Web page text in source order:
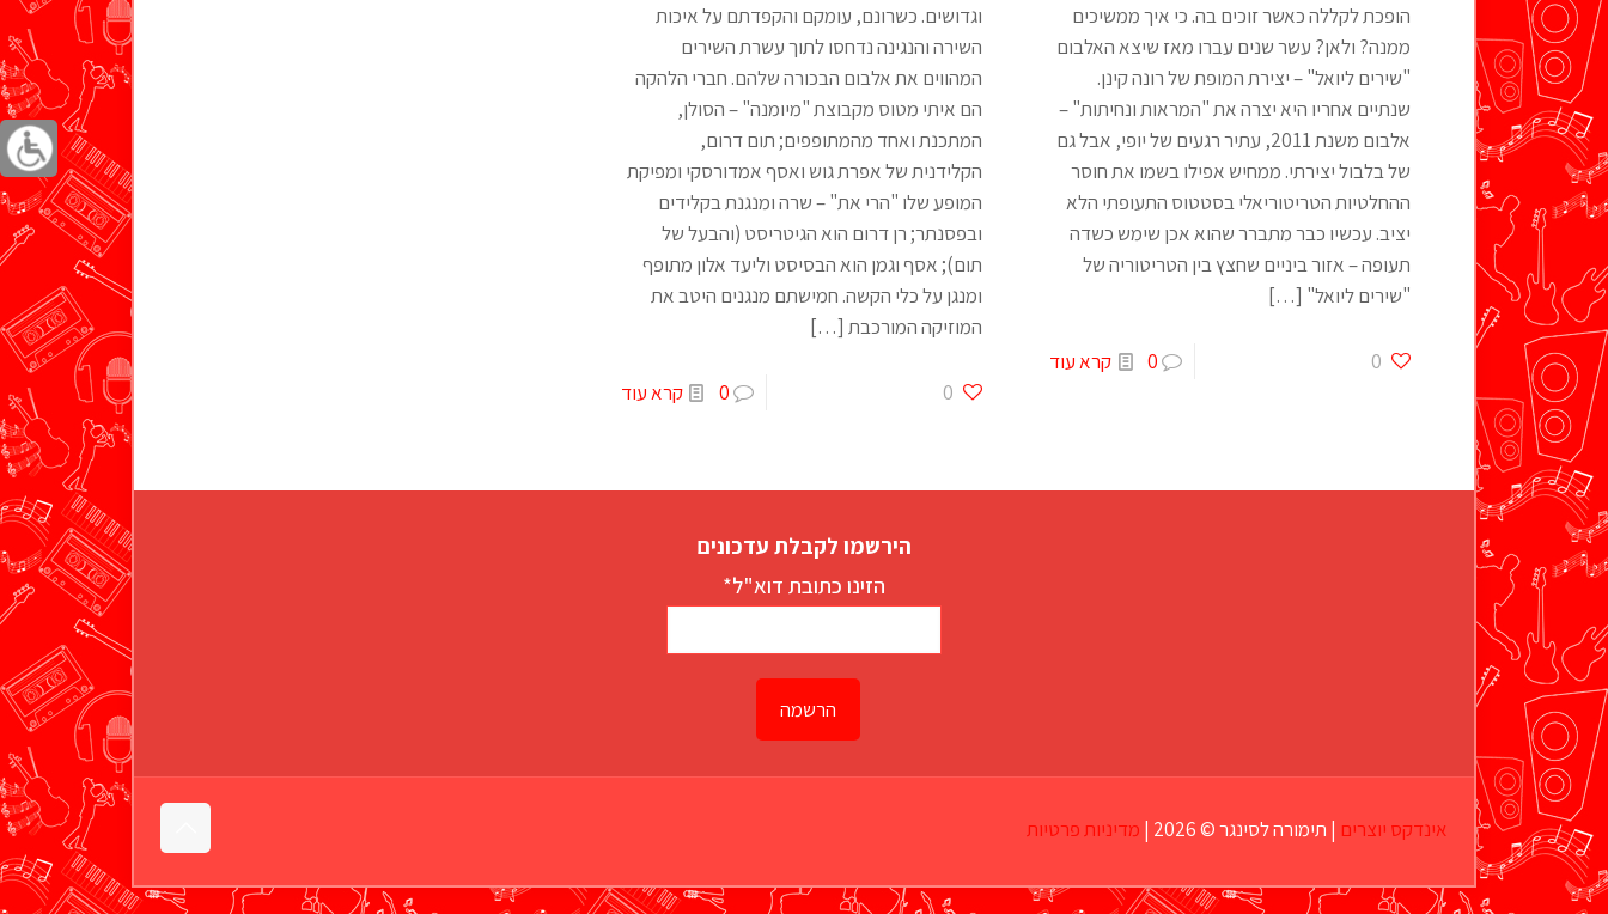
הופכת לקללה כאשר זוכים בה. כי איך ממשיכים
ממנה? ולאן? עשר שנים עברו מאז שיצא האלבום
"שירים ליואל" – יצירת המופת של רונה קינן.
שנתיים אחריו היא יצרה את "המראות ונחיתות" –
אלבום משנת 2011, עתיר רגעים של יופי, אבל גם
של בלבול יצירתי. ממחיש אפילו בשמו את חוסר
ההחלטיות הטריטוריאלי בסטטוס התעופתי הלא
יציב. עכשיו כבר מתברר שהוא אכן שימש כשדה
תעופה – אזור ביניים שחצץ בין הטריטוריה של
"שירים ליואל" […]
0
0 קרא עוד
וגדושים. כשרונם, עומקם והקפדתם על איכות
השירה והנגינה נדחסו לתוך עשרת השירים
המהווים את אלבום הבכורה שלהם. חברי הלהקה
הם איתי מטוס מקבוצת "מיומנה" – הסולן,
המתכנת ואחד מהמתופפים; תום דרום,
הקלידנית של אפרת גוש ואסף אמדורסקי ומפיקת
המופע שלו "הרי את" – שרה ומנגנת בקלידים
ובפסנתר; רן דרום הוא הגיטריסט (והבעל של
תום); אסף וגמן הוא הבסיסט וליעד אלון מתופף
ומנגן על כלי הקשה. חמישתם מנגנים היטב את
המוזיקה המורכבת […]
0
0 קרא עוד
הירשמו לקבלת עדכונים
הזינו כתובת דוא"ל*
אינדקס יוצרים | תימורה לסינגר © 2026 | מדיניות פרטיות